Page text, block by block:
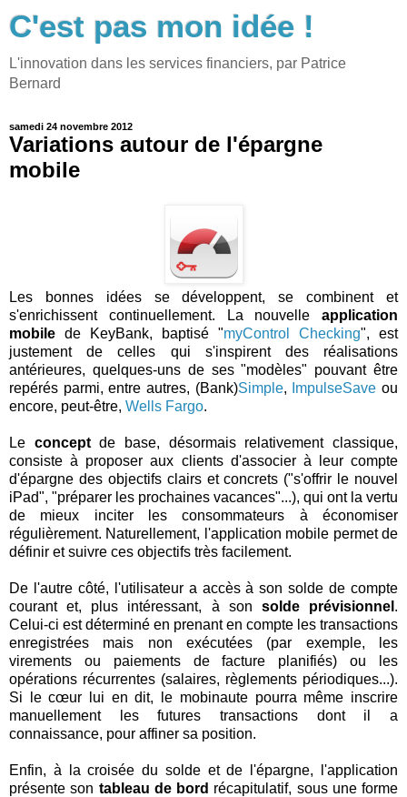
C'est pas mon idée !
L'innovation dans les services financiers, par Patrice
Bernard
samedi 24 novembre 2012
Variations autour de l'épargne
mobile
Les bonnes idées se développent, se combinent et
s'enrichissent continuellement. La nouvelle application
mobile de KeyBank, baptisé "myControl Checking", est
justement de celles qui s'inspirent des réalisations
antérieures, quelques-uns de ses "modèles" pouvant être
repérés parmi, entre autres, (Bank)Simple, ImpulseSave ou
encore, peut-être, Wells Fargo.
Le conceptde base, désormais relativement classique,
consiste à proposer aux clients d'associer à leur compte
d'épargne des objectifs clairs et concrets ("s'offrir le nouvel
iPad", "préparer les prochaines vacances"...), qui ont la vertu
de mieux inciter les consommateurs à économiser
régulièrement. Naturellement, l'application mobile permet de
définir et suivre ces objectifs très facilement.
De l'autre côté, l'utilisateur a accès à son solde de compte
courant et, plus intéressant, à son solde prévisionnel .
Celui-ci est déterminé en prenant en compte les transactions
enregistrées mais non exécutées (par exemple, les
virements ou paiements de facture planifiés) ou les
opérations récurrentes (salaires, règlements périodiques...).
Si le cœur lui en dit, le mobinaute pourra même inscrire
manuellement les futures transactions dont il a
connaissance, pour affiner sa position.
Enfin, à la croisée du solde et de l'épargne, l'application
présente son tableau de bord récapitulatif, sous une forme